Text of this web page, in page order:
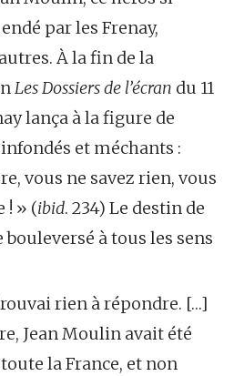
par les Frenay,
À la fin de la
Les Dossiers de l’écran du 11
lança à la figure de
et méchants :
vous ne savez rien, vous
! » (ibid. 234) Le destin de
bouleversé à tous les sens
rien à répondre. […]
Jean Moulin avait été
la France, et non